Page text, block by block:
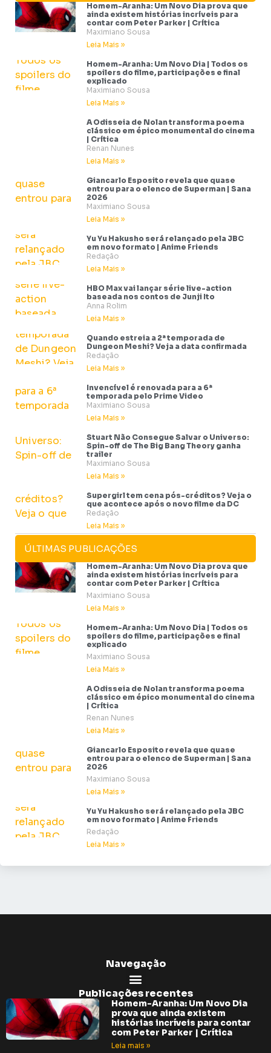
Homem-Aranha: Um Novo Dia prova que
ainda existem histórias incríveis para
contar com Peter Parker | Crítica
Maximiano Sousa
Leia Mais »
Homem-Aranha: Um Novo Dia | Todos os
spoilers do filme, participações e final
explicado
Maximiano Sousa
Leia Mais »
A Odisseia de Nolan transforma poema
clássico em épico monumental do cinema
| Crítica
Renan Nunes
Leia Mais »
Giancarlo Esposito revela que quase
entrou para o elenco de Superman | Sana
2026
Maximiano Sousa
Leia Mais »
Yu Yu Hakusho será relançado pela JBC
em novo formato | Anime Friends
Redação
Leia Mais »
HBO Max vai lançar série live-action
baseada nos contos de Junji Ito
Anna Rolim
Leia Mais »
Quando estreia a 2ª temporada de
Dungeon Meshi? Veja a data confirmada
Redação
Leia Mais »
Invencível é renovada para a 6ª
temporada pelo Prime Video
Maximiano Sousa
Leia Mais »
Stuart Não Consegue Salvar o Universo:
Spin-off de The Big Bang Theory ganha
trailer
Maximiano Sousa
Leia Mais »
Supergirl tem cena pós-créditos? Veja o
que acontece após o novo filme da DC
Redação
Leia Mais »
ÚLTIMAS PUBLICAÇÕES
Homem-Aranha: Um Novo Dia prova que
ainda existem histórias incríveis para
contar com Peter Parker | Crítica
Maximiano Sousa
Leia Mais »
Homem-Aranha: Um Novo Dia | Todos os
spoilers do filme, participações e final
explicado
Maximiano Sousa
Leia Mais »
A Odisseia de Nolan transforma poema
clássico em épico monumental do cinema
| Crítica
Renan Nunes
Leia Mais »
Giancarlo Esposito revela que quase
entrou para o elenco de Superman | Sana
2026
Maximiano Sousa
Leia Mais »
Yu Yu Hakusho será relançado pela JBC
em novo formato | Anime Friends
Redação
Leia Mais »
Navegação
Publicações recentes
Homem-Aranha: Um Novo Dia
prova que ainda existem
histórias incríveis para contar
com Peter Parker | Crítica
Leia mais »